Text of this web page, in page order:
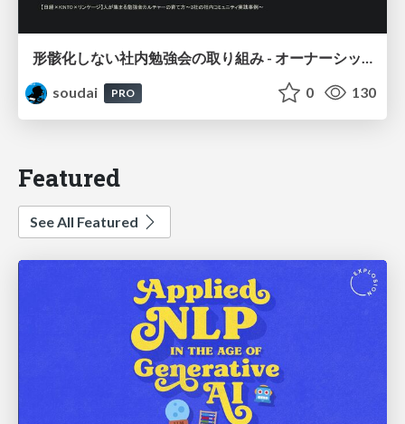
形骸化しない社内勉強会の取り組み - オーナーシップの作り方 / In-house study session
soudai
PRO 0 130
Featured
See All Featured